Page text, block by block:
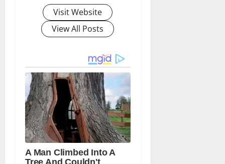
Visit Website
View All Posts